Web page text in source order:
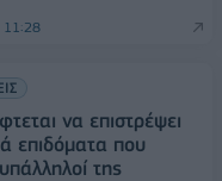
11:28
να επιστρέψει
επιδόματα που
της